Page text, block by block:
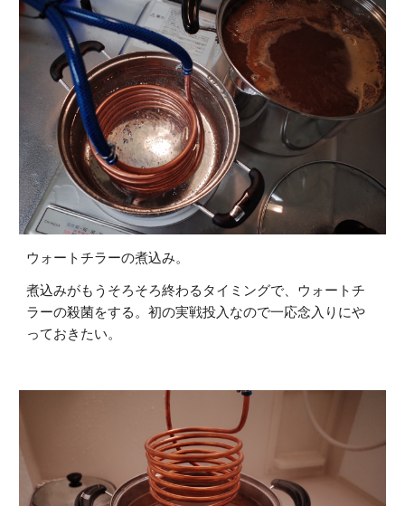
ウォートチラーの煮込み。
煮込みがもうそろそろ終わるタイミングで、ウォートチ
ラーの殺菌をする。初の実戦投入なので一応念入りにや
っておきたい。